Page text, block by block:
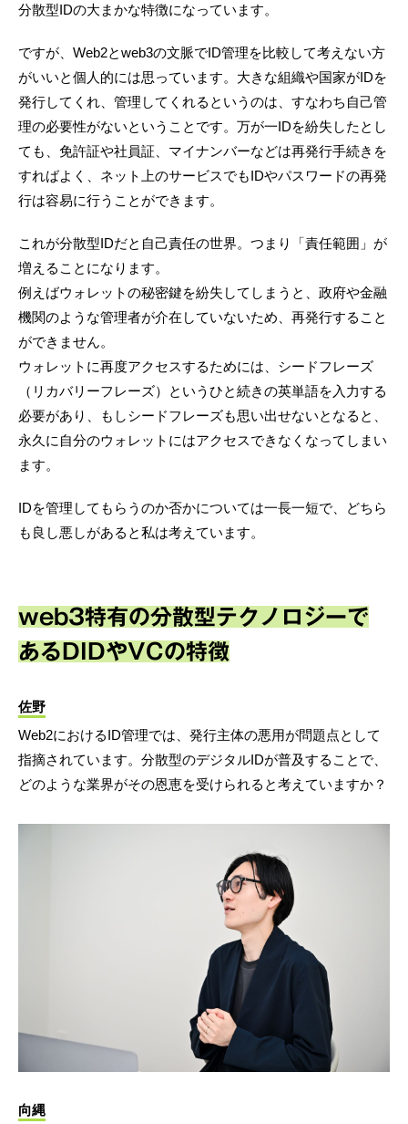
分散型IDの大まかな特徴になっています。
ですが、Web2とweb3の文脈でID管理を比較して考えない方
がいいと個人的には思っています。大きな組織や国家がIDを
発行してくれ、管理してくれるというのは、すなわち自己管
理の必要性がないということです。万が一IDを紛失したとし
ても、免許証や社員証、マイナンバーなどは再発行手続きを
すればよく、ネット上のサービスでもIDやパスワードの再発
行は容易に行うことができます。
これが分散型IDだと自己責任の世界。つまり「責任範囲」が
増えることになります。
例えばウォレットの秘密鍵を紛失してしまうと、政府や金融
機関のような管理者が介在していないため、再発行すること
ができません。
ウォレットに再度アクセスするためには、シードフレーズ
（リカバリーフレーズ）というひと続きの英単語を入力する
必要があり、もしシードフレーズも思い出せないとなると、
永久に自分のウォレットにはアクセスできなくなってしまい
ます。
IDを管理してもらうのか否かについては一長一短で、どちら
も良し悪しがあると私は考えています。
web3特有の分散型テクノロジーで
あるDIDやVCの特徴
佐野
Web2におけるID管理では、発行主体の悪用が問題点として
指摘されています。分散型のデジタルIDが普及することで、
どのような業界がその恩恵を受けられると考えていますか？
向縄